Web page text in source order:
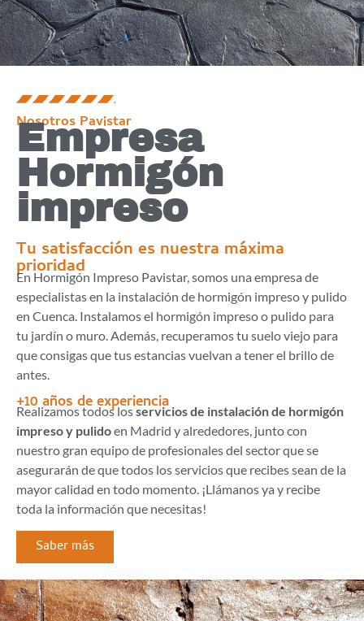
Nosotros Pavistar
Empresa
Hormigón
impreso
Tu satisfacción es nuestra máxima
prioridad
En Hormigón Impreso Pavistar, somos una empresa de
especialistas en la instalación de hormigón impreso y pulido
en Cuenca. Instalamos el hormigón impreso o pulido para
tu jardín o muro. Además, recuperamos tu suelo viejo para
que consigas que tus estancias vuelvan a tener el brillo de
antes.
+10 años de experiencia
Realizamos todos losservicios de instalación de hormigón
impreso y pulidoen Madrid y alrededores, junto con
nuestro gran equipo de profesionales del sector que se
asegurarán de que todos los servicios que recibes sean de la
mayor calidad en todo momento. ¡Llámanos ya y recibe
toda la información que necesitas!
Saber más